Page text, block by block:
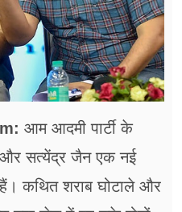
आम आदमी पार्टी के
और सत्येंद्र जैन एक नई
कथित शराब घोटाले और